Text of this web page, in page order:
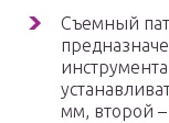
Съемный
мм, второй